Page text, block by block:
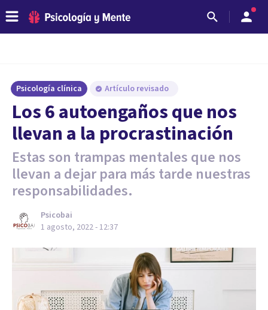
Psicología clínica Artículo revisado
Los 6 autoengaños que nos
llevan a la procrastinación
Estas son trampas mentales que nos
llevan a dejar para más tarde nuestras
responsabilidades.
Psicobai
1 agosto, 2022 - 12:37